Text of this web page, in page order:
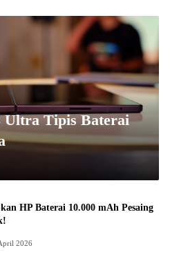
Ultra Tipis Baterai
HP Baterai 10.000 mAh Pesaing
2026